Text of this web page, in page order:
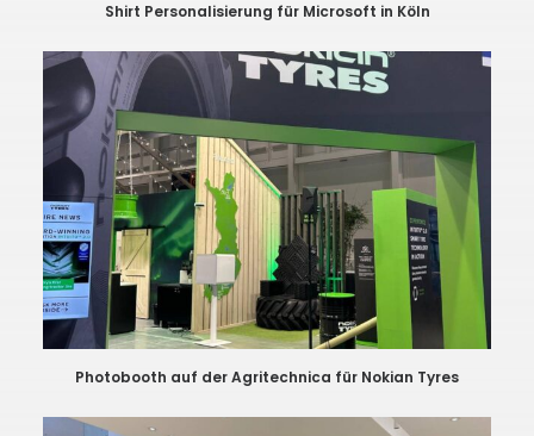
Shirt Personalisierung für Microsoft in Köln
Photobooth auf der Agritechnica für Nokian Tyres